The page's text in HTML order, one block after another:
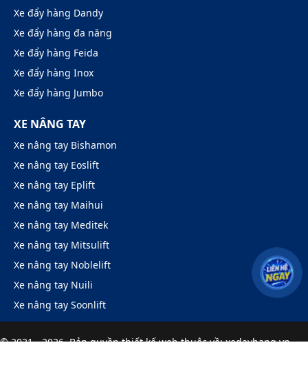
Xe đẩy hàng Dandy
Xe đẩy hàng đa năng
Xe đẩy hàng Feida
Xe đẩy hàng Inox
Xe đẩy hàng Jumbo
XE NÂNG TAY
Xe nâng tay Bishamon
Xe nâng tay Eoslift
Xe nâng tay Eplift
Xe nâng tay Maihui
Xe nâng tay Meditek
Xe nâng tay Mitsulift
Xe nâng tay Noblelift
Xe nâng tay Nuili
Xe nâng tay Soonlift
© 2021 - 2026. Bản quyềnthiết kế webthuộc về: xedayhang.vn.